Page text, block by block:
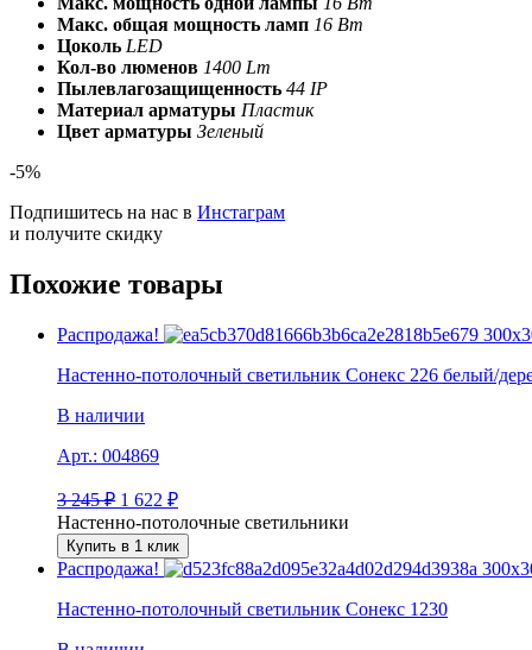
Макс. общая мощность ламп 16 Вт
Цоколь LED
Кол-во люменов 1400 Lm
Пылевлагозащищенность 44 IP
Материал арматуры Пластик
Цвет арматуры Зеленый
-5%
Подпишитесь на нас в Инстаграм
и получите скидку
Похожие товары
Распродажа!
Настенно-потолочный светильник Сонекс 226 белый/
В наличии
Арт.: 004869
3 245₽ 1 622 ₽
Настенно-потолочные светильники
Купить в 1 клик
Распродажа!
Настенно-потолочный светильник Сонекс 1230